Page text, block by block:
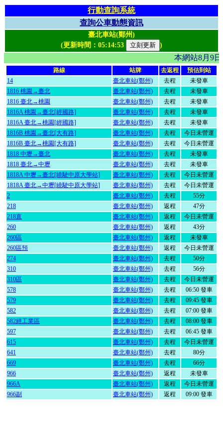
行動查詢系統
查詢公車動態資訊
臺北車站(鄭州)
(更新時間： 05:14:53 )
本網站8月9
路線 站牌 去返程
預估到站
14
臺北車站(鄭州) 去程
未發車
1816 桃園→臺北
臺北車站(鄭州) 去程
未發車
1816 臺北→桃園
臺北車站(鄭州) 去程
未發車
1816A 桃園→臺北[經國路]
臺北車站(鄭州) 去程
未發車
1816A 臺北→桃園[經國路]
臺北車站(鄭州) 去程
未發車
1816B 桃園→臺北[大有路]
臺北車站(鄭州) 去程
今日未營運
1816B 臺北→桃園[大有路]
臺北車站(鄭州) 去程
今日未營運
1818 中壢→臺北
臺北車站(鄭州) 去程
未發車
1818 臺北→中壢
臺北車站(鄭州) 去程
未發車
1818A 中壢→臺北[繞駛中原大學站]
臺北車站(鄭州) 去程
今日未營運
1818A 臺北→中壢[繞駛中原大學站]
臺北車站(鄭州) 去程
今日未營運
2
臺北車站(鄭州) 去程
55分
218
臺北車站(鄭州) 返程
47分
218直
臺北車站(鄭州) 返程
今日未營運
260
臺北車站(鄭州) 返程
43分
260區
臺北車站(鄭州) 返程
未發車
260區預
臺北車站(鄭州) 返程
今日未營運
274
臺北車站(鄭州) 去程
50分
310
臺北車站(鄭州) 去程
56分
310區
臺北車站(鄭州) 去程
今日未營運
578
臺北車站(鄭州) 去程
06:50 發車
579
臺北車站(鄭州) 去程
09:45 發車
582
臺北車站(鄭州) 去程
07:00 發車
582經工業區
臺北車站(鄭州) 去程
08:00 發車
597
臺北車站(鄭州) 去程
06:45 發車
615
臺北車站(鄭州) 去程
今日未營運
641
臺北車站(鄭州) 去程
80分
669
臺北車站(鄭州) 去程
66分
966
臺北車站(鄭州) 返程
未發車
966A
臺北車站(鄭州) 返程
今日未營運
966副
臺北車站(鄭州) 返程 09:00 發車